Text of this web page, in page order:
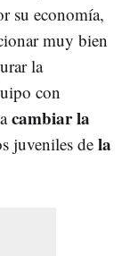
su economía,
muy bien
la
con
cambiar la
juveniles dela